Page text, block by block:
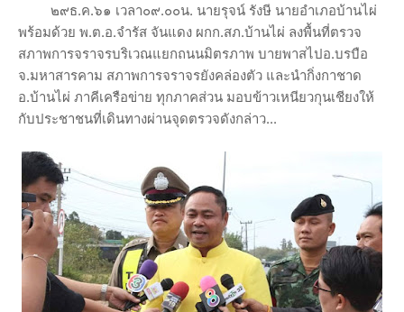
๒๙ธ.ค.๖๑ เวลา๐๙.๐๐น. นายรุจน์ รังษี นายอำเภอบ้านไผ่
พร้อมด้วย พ.ต.อ.จำรัส จันแดง ผกก.สภ.บ้านไผ่ ลงพื้นที่ตรวจ
สภาพการจราจรบริเวณแยกถนนมิตรภาพ บายพาสไปอ.บรบือ
จ.มหาสารคาม สภาพการจราจรยังคล่องตัว และนำกิ่งกาชาด
อ.บ้านไผ่ ภาคีเครือข่าย ทุกภาคส่วน มอบข้าวเหนียวกุนเชียงให้
กับประชาชนที่เดินทางผ่านจุดตรวจดังกล่าว...